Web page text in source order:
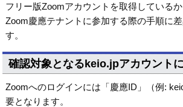
フリー版Zoomアカウントを取得しているか
Zoom慶應テナントに参加する際の手順に
す。
確認対象となるkeio.jpアカウント
Zoomへのログインには「慶應ID」（例:
要となります。